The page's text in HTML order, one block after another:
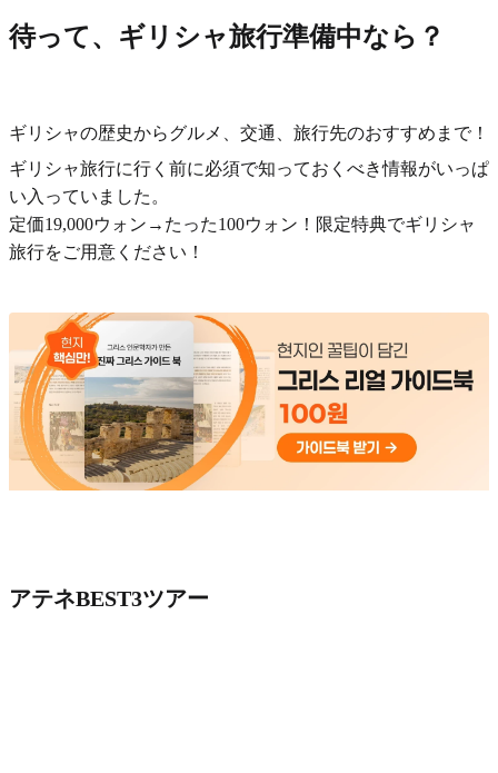
待って、ギリシャ旅行準備中なら？
ギリシャの歴史からグルメ、交通、旅行先のおすすめまで！
ギリシャ旅行に行く前に必須で知っておくべき情報がいっぱ
い入っていました。
定価19,000ウォン→たった100ウォン！限定特典でギリシャ
旅行をご用意ください！
アテネBEST3ツアー